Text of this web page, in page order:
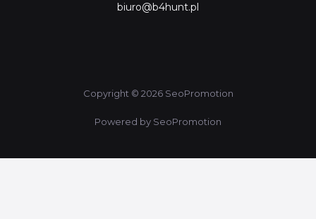
biuro@b4hunt.pl
Copyright © 2026 SeoPromotion
Powered by SeoPromotion